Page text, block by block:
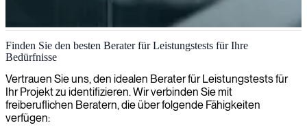
Leistungstests
Wir identifizieren und beheben Engpässe mit unserer umfangreichen
Erfahrung im Bereich Performance-Testing und stellen sicher, dass
Ihre Anwendungen unter jeder Belastung reibungslos laufen.
Finden Sie den besten Berater für Leistungstests für Ihre
Bedürfnisse
Vertrauen Sie uns, den idealen Berater für Leistungstests für
Ihr Projekt zu identifizieren. Wir verbinden Sie mit
freiberuflichen Beratern, die über folgende Fähigkeiten
verfügen: